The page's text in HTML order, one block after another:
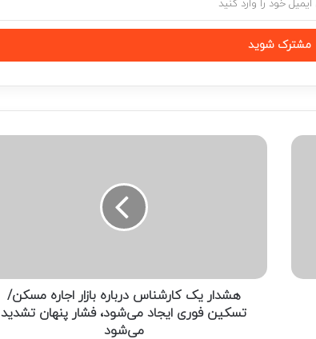
هشدار
فوری
می‌شود،
هشدار یک کارشناس درباره بازار اجاره مسکن/
تسکین فوری ایجاد می‌شود، فشار پنهان تشدید
می‌شود